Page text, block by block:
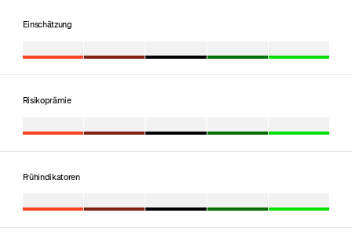
Einschätzung
Risikoprämie
Frühindikatoren